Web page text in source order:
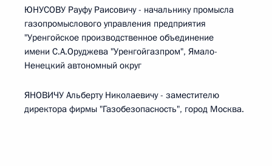
ЮНУСОВУ Рауфу Раисовичу - начальнику промысла
газопромыслового управления предприятия
"Уренгойское производственное объединение
имени С.А.Оруджева "Уренгойгазпром", Ямало-
Ненецкий автономный округ
ЯНОВИЧУ Альберту Николаевичу - заместителю
директора фирмы "Газобезопасность", город Москва.